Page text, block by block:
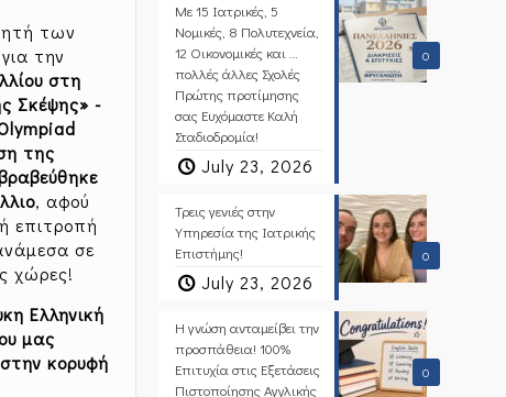
των
για την
στη
Σκέψης» -
της
, αφού
επιτροπή
σε
χώρες!
Ελληνική
μας
στην κορυφή
0
Με 15 Ιατρικές, 5
Νομικές, 8 Πολυτεχνεία,
12 Οικονομικές και …
πολλές άλλες Σχολές
Πρώτης προτίμησης
σας Ευχόμαστε Καλή
Σταδιοδρομία!
July 23, 2026
0
Τρεις γενιές στην
Υπηρεσία της Ιατρικής
Επιστήμης!
July 23, 2026
0
Η γνώση ανταμείβει την
προσπάθεια! 100%
Επιτυχία στις Εξετάσεις
Πιστοποίησης Αγγλικής